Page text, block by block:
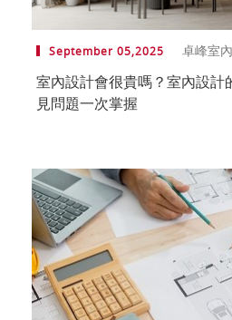
September 05,2025 卓峰室
室內設計會很貴嗎？室內設計
見問題一次掌握